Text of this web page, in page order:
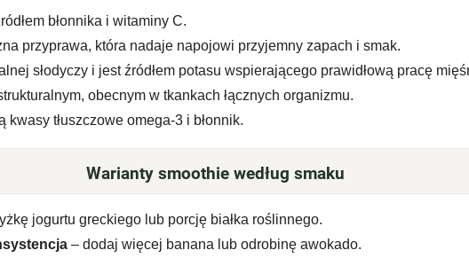
błonnika i witaminy C.
przyprawa, która nadaje napojowi przyjemny zapach i smak.
słodyczy i jest źródłem potasu wspierającego prawidłową pracę
obecnym w tkankach łącznych organizmu.
kwasy tłuszczowe omega-3 i błonnik.
Warianty smoothie według smaku
jogurtu greckiego lub porcję białka roślinnego.
– dodaj więcej banana lub odrobinę awokado.